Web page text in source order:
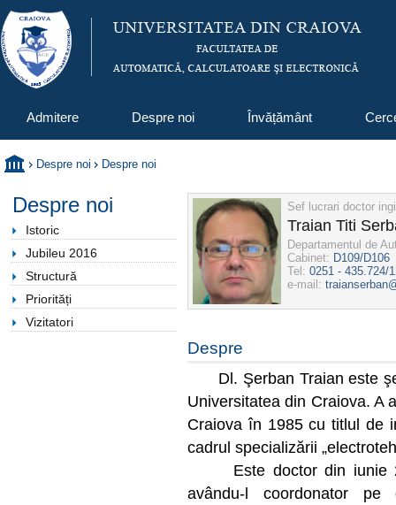
Admitere Despre noi Învățământ
Despre noi Despre noi
Despre noi
Istoric
Jubileu 2016
Structură
Priorități
Vizitatori
Sef lucrari doctor
Traian Titi
Departamentul de
Cabinet: D109/D106
Tel: 0251 - 435.724/
e-mail:
Despre
Dl. Şerban Traian este
Universitatea din Craiova. A
Craiova în 1985 cu titlul de
cadrul specializării
Este doctor din iunie
avându-l coordonator